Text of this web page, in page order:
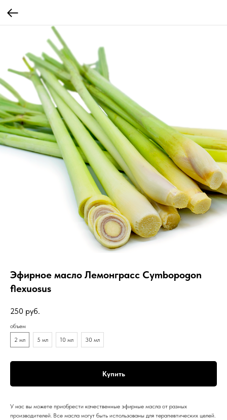
Эфирное масло Лемонграсс Cymbopogon
flexuosus
250 руб.
объем
2 мл
5 мл 10 мл 30 мл
Купить
У нас вы можете приобрести качественные эфирные масла от разных
производителей. Все масла могут быть использованы для терапевтических целей.